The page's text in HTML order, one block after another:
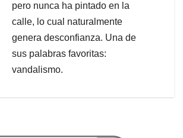
pero nunca ha pintado en la
calle, lo cual naturalmente
genera desconfianza. Una de
sus palabras favoritas:
vandalismo.